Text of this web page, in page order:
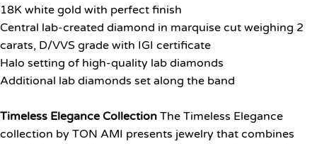
18K white gold with perfect finish
Central lab-created diamond in marquise cut weighing 2
carats, D/VVS grade with IGI certificate
Halo setting of high-quality lab diamonds
Additional lab diamonds set along the band
Timeless Elegance Collection The Timeless Elegance
collection by TON AMI presents jewelry that combines